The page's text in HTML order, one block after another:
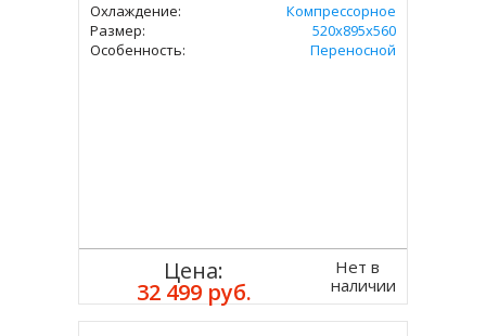
Охлаждение:
Компрессорное
Размер:
520x895x560
Особенность:
Переносной
Цена:
32 499 руб.
Нет в
наличии